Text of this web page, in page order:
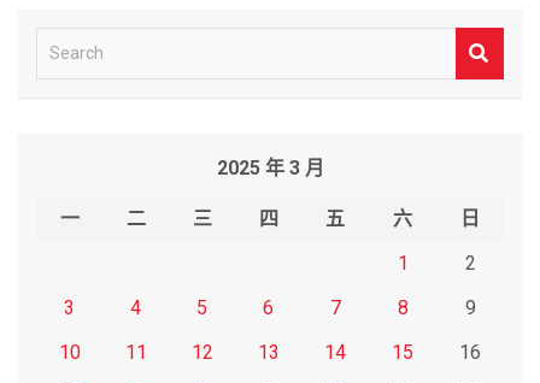
e
2025 年 3 月
一 二 三 四 五 六
日
1
2
3
4 5 6 7 8
9
10
11 12 13 14 15
16